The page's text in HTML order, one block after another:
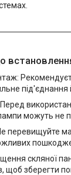
під'єднання
Перед
лампи можуть
перевищуйте
скляної
щоб зберегти